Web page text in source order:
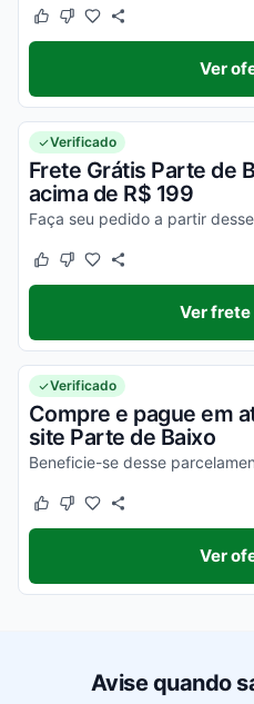
Este cupom funcionou
Este cupom não funcionou
Ver
Verificado
Frete Grátis Parte de
acima de R$ 199
Este cupom funcionou
Este cupom não funcionou
Ver
Verificado
Compre e pague em
site Parte de Baixo
Este cupom funcionou
Este cupom não funcionou
Ver
Avise quando